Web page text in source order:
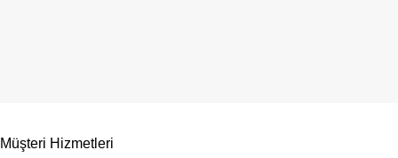
Müşteri Hizmetleri